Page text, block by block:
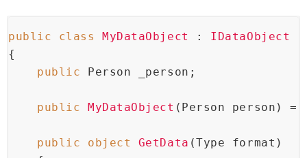
public class MyDataObject : IDataObject
{
public Person _person;
public MyDataObject ( Person person ) =
public object GetData (Type format )